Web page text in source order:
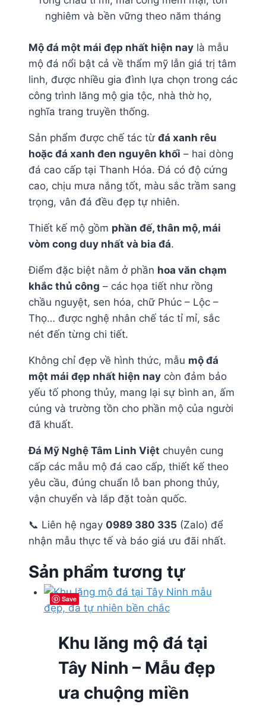
nghiêm và bền vững theo năm tháng
Mộ đá một mái đẹp nhất hiện nay là mẫu
mộ đá nổi bật cả về thẩm mỹ lẫn giá trị tâm
linh, được nhiều gia đình lựa chọn trong các
công trình lăng mộ gia tộc, nhà thờ họ,
nghĩa trang truyền thống.
Sản phẩm được chế tác từ đá xanh rêu
hoặc đá xanh đen nguyên khối – hai dòng
đá cao cấp tại Thanh Hóa. Đá có độ cứng
cao, chịu mưa nắng tốt, màu sắc trầm sang
trọng, vân đá đều đẹp tự nhiên.
Thiết kế mộ gồm phần đế, thân mộ, mái
vòm cong duy nhất và bia đá.
Điểm đặc biệt nằm ở phần hoa văn chạm
khắc thủ công – các họa tiết như rồng
chầu nguyệt, sen hóa, chữ Phúc – Lộc –
Thọ… được nghệ nhân chế tác tỉ mỉ, sắc
nét đến từng chi tiết.
Không chỉ đẹp về hình thức, mẫu mộ đá
một mái đẹp nhất hiện nay còn đảm bảo
yếu tố phong thủy, mang lại sự bình an, ấm
cúng và trường tồn cho phần mộ của người
đã khuất.
Đá Mỹ Nghệ Tâm Linh Việt chuyên cung
cấp các mẫu mộ đá cao cấp, thiết kế theo
yêu cầu, đúng chuẩn lỗ ban phong thủy,
vận chuyển và lắp đặt toàn quốc.
📞 Liên hệ ngay 0989 380 335 (Zalo) để
nhận mẫu thực tế và báo giá ưu đãi nhất.
Sản phẩm tương tự
Save
Khu lăng mộ đá tại
Tây Ninh – Mẫu đẹp
ưa chuộng miền
Save
Save
Save